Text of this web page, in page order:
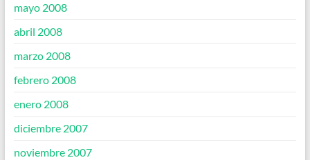
mayo 2008
abril 2008
marzo 2008
febrero 2008
enero 2008
diciembre 2007
noviembre 2007